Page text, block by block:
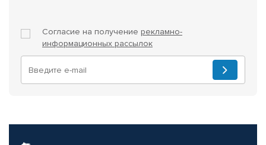
Согласие на получение рекламно-
информационных рассылок